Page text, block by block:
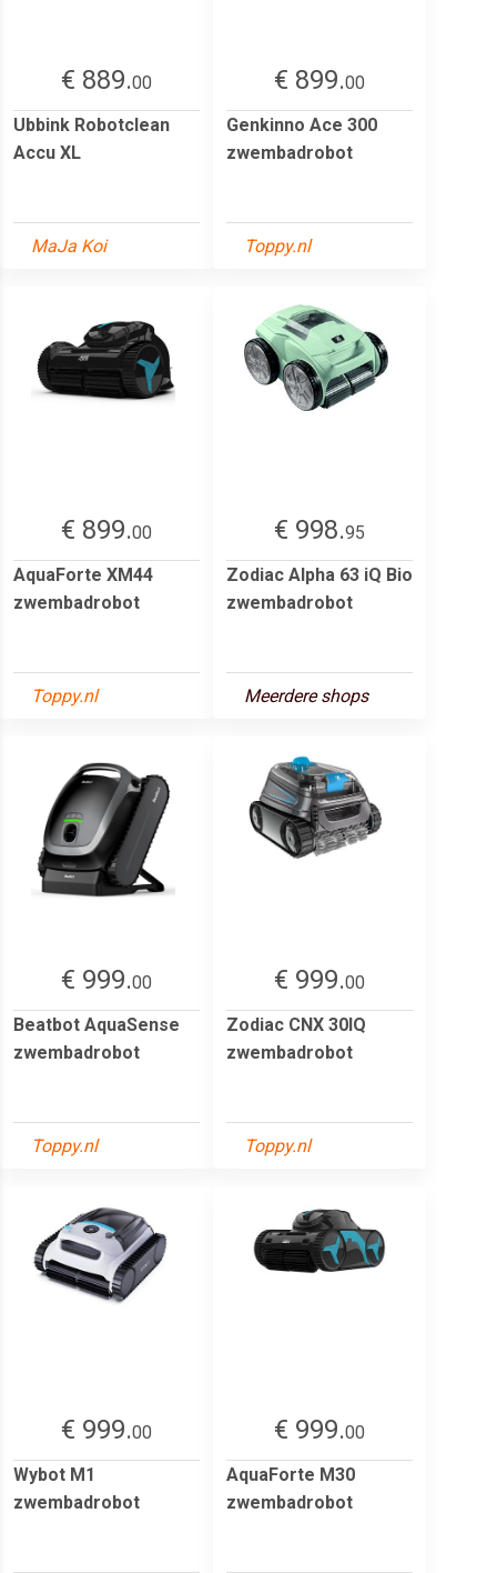
€ 889.00
Ubbink Robotclean
Accu XL
MaJa Koi
€ 899.00
Genkinno Ace 300
zwembadrobot
Toppy.nl
€ 899.00
AquaForte XM44
zwembadrobot
Toppy.nl
€ 998.95
Zodiac Alpha 63 iQ Bio
zwembadrobot
Meerdere shops
€ 999.00
Beatbot AquaSense
zwembadrobot
Toppy.nl
€ 999.00
Zodiac CNX 30IQ
zwembadrobot
Toppy.nl
€ 999.00
Wybot M1
zwembadrobot
€ 999.00
AquaForte M30
zwembadrobot